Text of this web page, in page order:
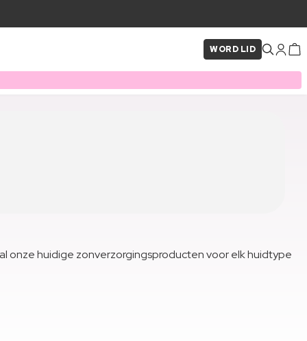
WORD LID
onze huidige zonverzorgingsproducten voor elk huidtype